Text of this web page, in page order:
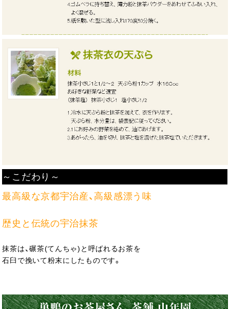
～こだわり～
最高級な京都宇治産、高級感漂う味
歴史と伝統の宇治抹茶
抹茶は、碾茶(てんちゃ)と呼ばれるお茶を
石臼で挽いて粉末にしたものです。